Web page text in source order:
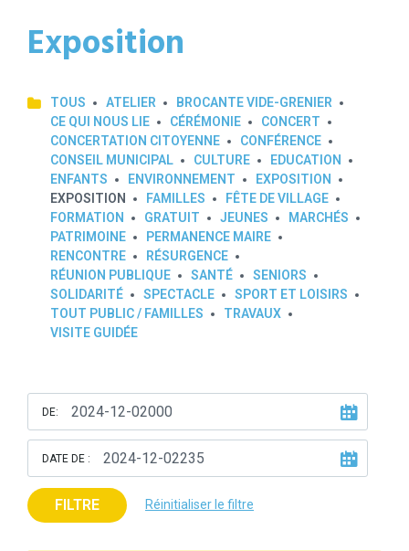
Exposition
TOUS ATELIER
BROCANTE VIDE-GRENIER
CE QUI NOUS LIE
CÉRÉMONIE
CONCERT
CONCERTATION CITOYENNE
CONFÉRENCE
CONSEIL MUNICIPAL
CULTURE
EDUCATION
ENFANTS
ENVIRONNEMENT
EXPOSITION
EXPOSITION
FAMILLES
FÊTE DE VILLAGE
FORMATION
GRATUIT JEUNES
MARCHÉS
PATRIMOINE
PERMANENCE MAIRE
RENCONTRE
RÉSURGENCE
RÉUNION PUBLIQUE
SANTÉ
SENIORS
SOLIDARITÉ
SPECTACLE
SPORT ET LOISIRS
TOUT PUBLIC / FAMILLES
TRAVAUX
VISITE GUIDÉE
DE:
DATE DE :
FILTRE Réinitialiser le filtre